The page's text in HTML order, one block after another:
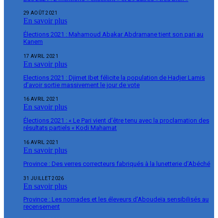
29 AOÛT 2021
En savoir plus
Élections 2021 : Mahamoud Abakar Abdramane tient son pari au
Kanem
17 AVRIL 2021
En savoir plus
Elections 2021 : Djimet Ibet félicite la population de Hadjer Lamis
d’avoir sortie massivement le jour de vote
16 AVRIL 2021
En savoir plus
Élections 2021 : « Le Pari vient d’être tenu avec la proclamation des
résultats partiels « Kodi Mahamat
16 AVRIL 2021
En savoir plus
Province : Des verres correcteurs fabriqués à la lunetterie d’Abéché
31 JUILLET 2026
En savoir plus
Province : Les nomades et les éleveurs d’Aboudeïa sensibilisés au
recensement